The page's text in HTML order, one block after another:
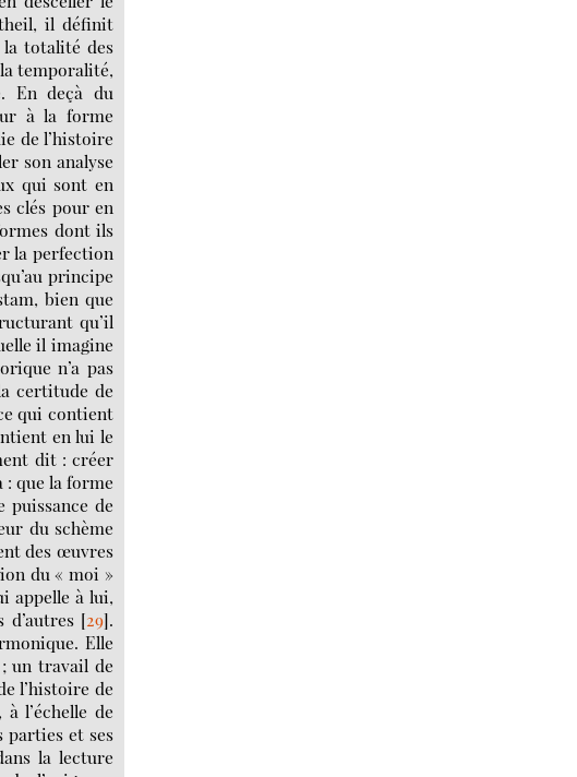
il définit
totalité des
temporalité,
En deçà du
à la forme
de l’histoire
son analyse
qui sont en
clés pour en
dont ils
la perfection
principe
bien que
qu’il
il imagine
n’a pas
certitude de
qui contient
en lui le
dit : créer
que la forme
puissance de
du schème
des œuvres
du « moi »
appelle à lui,
[29].
Elle
un travail de
l’histoire de
l’échelle de
parties et ses
la lecture